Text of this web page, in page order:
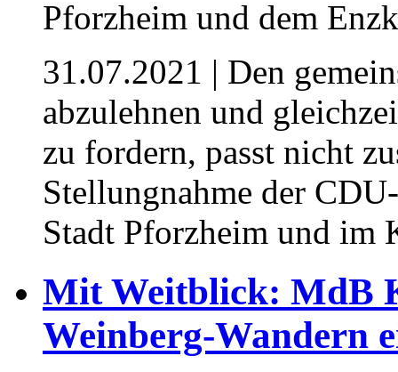
31.07.2021 | Den
abzulehnen und
zu fordern, passt nicht
Stellungnahme der
Stadt Pforzheim und im
Mit Weitblick: MdB
Weinberg-Wandern